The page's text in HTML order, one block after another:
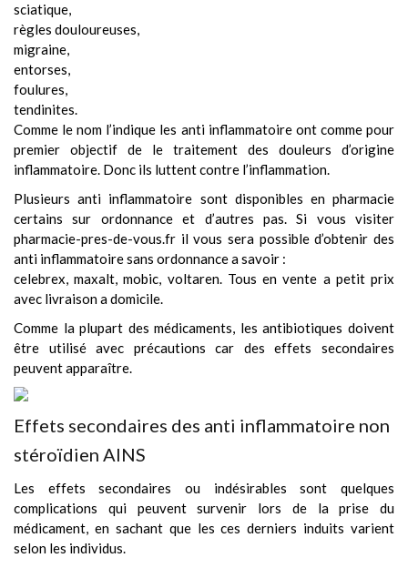
sciatique,
règles douloureuses,
migraine,
entorses,
foulures,
tendinites.
Comme le nom l’indique les anti inflammatoire ont comme pour
premier objectif de le traitement des douleurs d’origine
inflammatoire. Donc ils luttent contre l’inflammation.
Plusieurs anti inflammatoire sont disponibles en pharmacie
certains sur ordonnance et d’autres pas. Si vous visiter
pharmacie-pres-de-vous.fr il vous sera possible d’obtenir des
anti inflammatoire sans ordonnance a savoir :
celebrex, maxalt, mobic, voltaren. Tous en vente a petit prix
avec livraison a domicile.
Comme la plupart des médicaments, les antibiotiques doivent
être utilisé avec précautions car des effets secondaires
peuvent apparaître.
Effets secondaires des anti inflammatoire non
stéroïdien AINS
Les effets secondaires ou indésirables sont quelques
complications qui peuvent survenir lors de la prise du
médicament, en sachant que les ces derniers induits varient
selon les individus.